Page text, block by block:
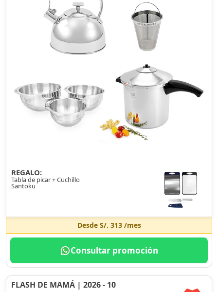
REGALO:
Tabla de picar + Cuchillo
Santoku
Desde S/. 313/mes
Consultar promoción
FLASH DE MAMÁ | 2026 - 10